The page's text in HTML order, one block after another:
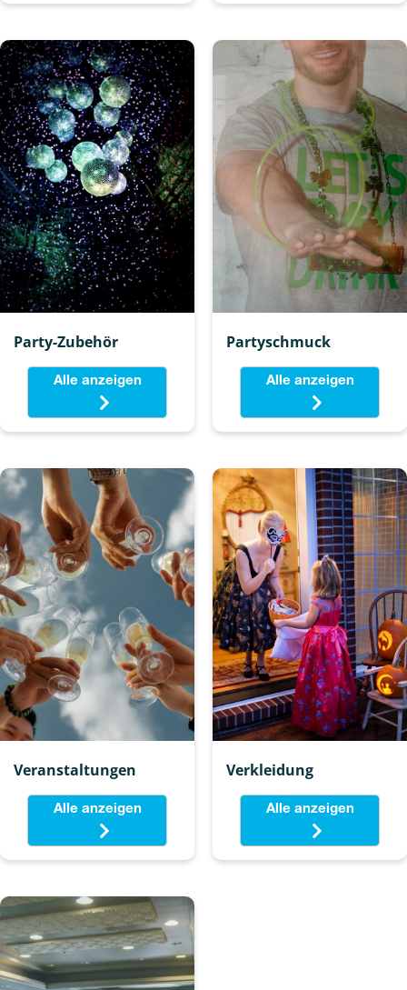
Party-Zubehör
Alle anzeigen
Partyschmuck
Alle anzeigen
Veranstaltungen
Alle anzeigen
Verkleidung
Alle anzeigen